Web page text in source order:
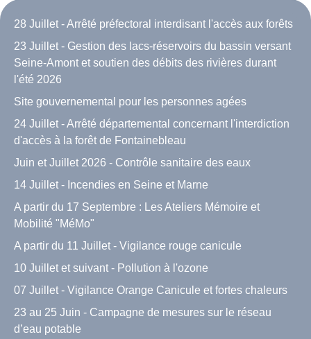
28 Juillet - Arrêté préfectoral interdisant l'accès aux forêts
23 Juillet - Gestion des lacs-réservoirs du bassin versant
Seine-Amont et soutien des débits des rivières durant
l'été 2026
Site gouvernemental pour les personnes agées
24 Juillet - Arrêté départemental concernant l'interdiction
d'accès à la forêt de Fontainebleau
Juin et Juillet 2026 - Contrôle sanitaire des eaux
14 Juillet - Incendies en Seine et Marne
A partir du 17 Septembre : Les Ateliers Mémoire et
Mobilité "MéMo"
A partir du 11 Juillet - Vigilance rouge canicule
10 Juillet et suivant - Pollution à l'ozone
07 Juillet - Vigilance Orange Canicule et fortes chaleurs
23 au 25 Juin - Campagne de mesures sur le réseau
d’eau potable